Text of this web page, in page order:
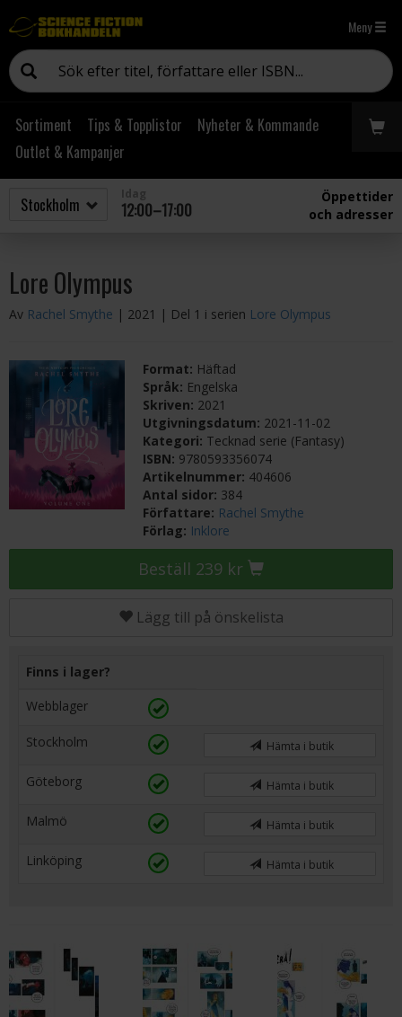
Meny
Sortiment Tips & Topplistor
Nyheter & Kommande
Outlet & Kampanjer
12:00–17:00
Öppettider
och adresser
Lore Olympus
Av Rachel Smythe | 2021 | Del 1 i serien Lore Olympus
Format: Häftad
Språk: Engelska
Skriven: 2021
Utgivningsdatum: 2021-11-02
Kategori: Tecknad serie (Fantasy)
ISBN: 9780593356074
Artikelnummer: 404606
Antal sidor: 384
Författare: Rachel Smythe
Förlag: Inklore
Beställ 239 kr
Lägg till på önskelista
Finns i lager?
Webblager
Stockholm Hämta i butik
Göteborg Hämta i butik
Malmö Hämta i butik
Linköping Hämta i butik